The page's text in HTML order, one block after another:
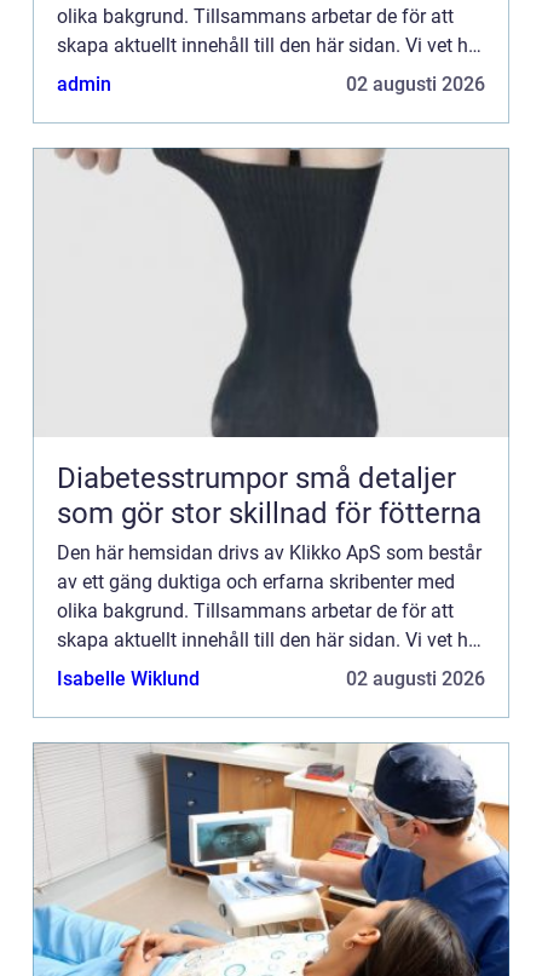
olika bakgrund. Tillsammans arbetar de för att
skapa aktuellt innehåll till den här sidan. Vi vet hur
utmanande det är att läsa och genomgå en
admin 02 augusti 2026
Diabetesstrumpor små detaljer
som gör stor skillnad för fötterna
Den här hemsidan drivs av Klikko ApS som består
av ett gäng duktiga och erfarna skribenter med
olika bakgrund. Tillsammans arbetar de för att
skapa aktuellt innehåll till den här sidan. Vi vet hur
utmanande det är att läsa och genomgå en
Isabelle Wiklund 02 augusti 2026